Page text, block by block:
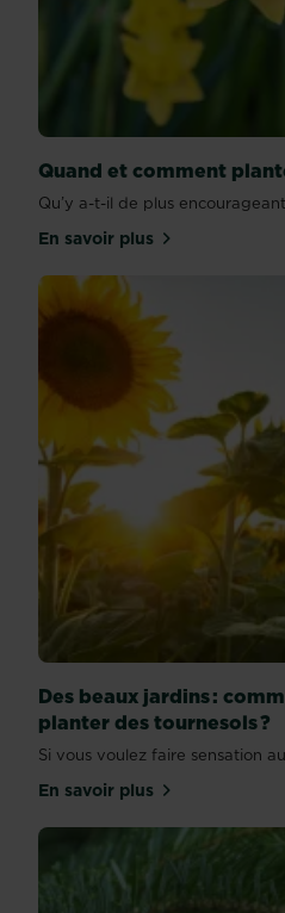
Quand et comment
Qu’y a-t-il de plus
En savoir plussur Quand et
Des beaux jardins :
planter des tournesols ?
Si vous voulez faire sensation
En savoir plussur Des beaux